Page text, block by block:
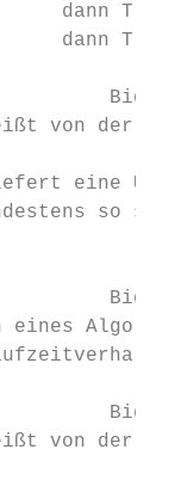
dann T(n)
dann T(n)
Big Ω
von der
eine
so
Big Θ
eines
Big O
von der